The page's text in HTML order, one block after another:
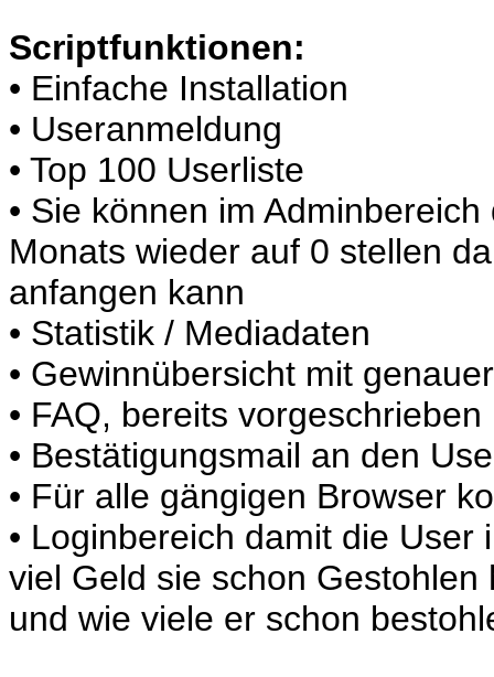
Scriptfunktionen:
• Einfache Installation
• Useranmeldung
• Top 100 Userliste
• Sie können im
Monats wieder auf 0 stellen
anfangen kann
• Statistik / Mediadaten
• Gewinnübersicht mit
• FAQ, bereits vorgeschrieben
• Bestätigungsmail an den
• Für alle gängigen Browser
• Loginbereich damit die
viel Geld sie schon
und wie viele er schon